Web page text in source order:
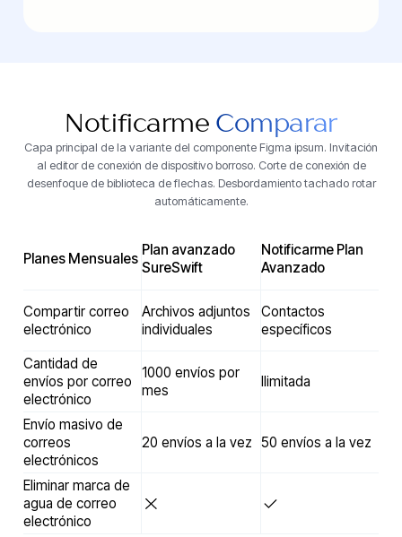
Notificarme Comparar
Capa principal de la variante del componente Figma ipsum. Invitación
al editor de conexión de dispositivo borroso. Corte de conexión de
desenfoque de biblioteca de flechas. Desbordamiento tachado rotar
automáticamente.
Planes Mensuales
Compartir correo
electrónico
Cantidad de
envíos por correo
electrónico
Envío masivo de
correos
electrónicos
Eliminar marca de
agua de correo
electrónico
Plan avanzado
SureSwift
Archivos adjuntos
individuales
1000 envíos por
mes
20 envíos a la vez
Notificarme Plan
Avanzado
Contactos
específicos
Ilimitada
50 envíos a la vez